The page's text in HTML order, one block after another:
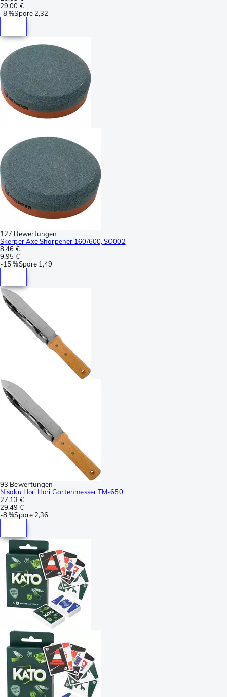
29,00 €
-8 %Spare 2,32
127 Bewertungen
Skerper Axe Sharpener 160/600, SO002
8,46 €
9,95 €
-15 %Spare 1,49
93 Bewertungen
Nisaku Hori Hori Gartenmesser TM-650
27,13 €
29,49 €
-8 %Spare 2,36